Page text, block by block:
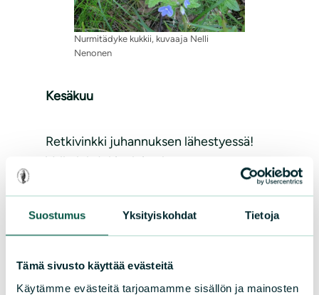
Suostumus Yksityiskohdat Tietoja
Tämä sivusto käyttää evästeitä
Käytämme evästeitä tarjoamamme sisällön ja mainosten
Nurmitädyke kukkii, kuvaaja Nelli
Nenonen
Kesäkuu
Retkivinkki juhannuksen lähestyessä!
Valkolehdokit aloittelevat nyt
kukintaansa, ja niiden komeita kukintoja
voi löytää rehevilta niityiltä ja
lehtomaisista metsistä. Yöllä
valkolehdokki tuoksuu voimakkaasti
yöperhosia ja luonnonystäviä
houkutellen.